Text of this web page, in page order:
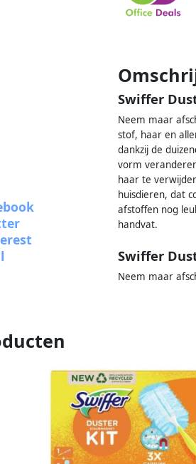
Swiffer
Neem maar
stof, haar en
dankzij de
vorm
haar te
huisdieren, dat
afstoffen nog
handvat.
Swiffer
Neem maar